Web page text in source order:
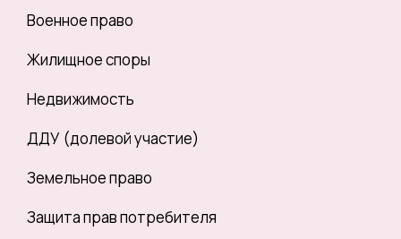
Военное право
Жилищное споры
Недвижимость
ДДУ (долевой участие)
Земельное право
Защита прав потребителя